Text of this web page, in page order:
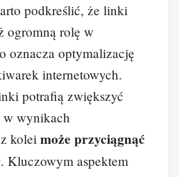
podkreślić, że linki
ogromną rolę w
oznacza optymalizację
internetowych.
potrafią zwiększyć
w wynikach
kolei może przyciągnąć
. Kluczowym aspektem